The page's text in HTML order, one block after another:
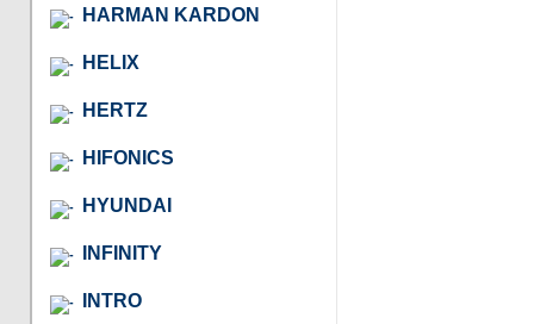
HARMAN KARDON
HELIX
HERTZ
HIFONICS
HYUNDAI
INFINITY
INTRO